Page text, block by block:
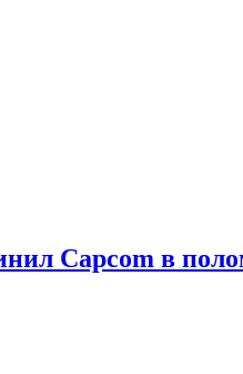
Capcom в